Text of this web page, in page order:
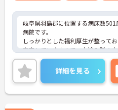
岐阜県羽島郡に位置する病床数
病院です。
しっかりとした福利厚生が整って
充実していますので、中途入職の
じた研修がありますので、未経験
仕事に慣れていただけます！
ご興味のある方は是非ご応募くだ
詳細を見る